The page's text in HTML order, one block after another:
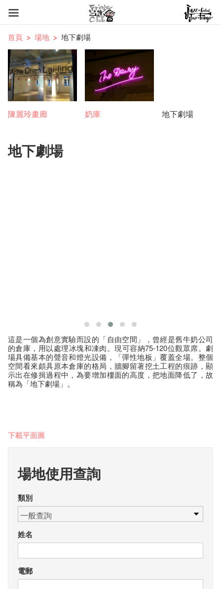
首頁 場地 地下劇場
陳麗玲畫廊 奶庫 地下劇場
地下劇場
這是一個為創意實驗而設的「自由空間」，曾經是舊牛奶公司
的倉庫，用以處理冰塊和凍肉。現可容納75-120位觀眾席。劇
場具備基本的聲音和燈光設備，「彈性地板」覆蓋全場。整個
空間看來頗具原本倉庫的格局，牆腳留著挖土工程的痕跡，顯
示出在修揖過程中，為要增加樓面的高度，把地面降低了，故
稱為「地下劇場」。
下載平面圖
場地使用查詢
類別
姓名
電郵